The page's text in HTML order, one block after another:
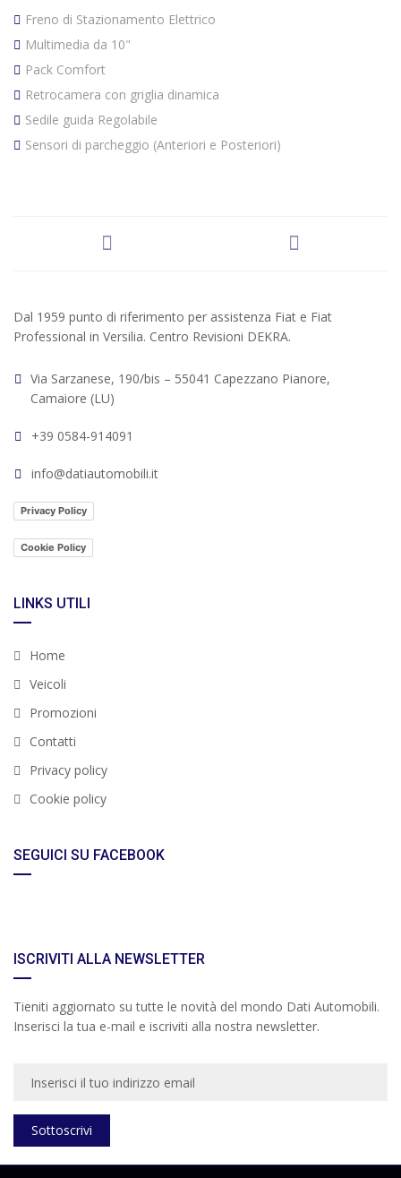
Freno di Stazionamento Elettrico
Multimedia da 10"
Pack Comfort
Retrocamera con griglia dinamica
Sedile guida Regolabile
Sensori di parcheggio (Anteriori e Posteriori)
Dal 1959 punto di riferimento per assistenza Fiat e Fiat
Professional in Versilia. Centro Revisioni DEKRA.
Via Sarzanese, 190/bis – 55041 Capezzano Pianore,
Camaiore (LU)
+39 0584-914091
info@datiautomobili.it
Privacy Policy
Cookie Policy
LINKS UTILI
Home
Veicoli
Promozioni
Contatti
Privacy policy
Cookie policy
SEGUICI SU FACEBOOK
ISCRIVITI ALLA NEWSLETTER
Tieniti aggiornato su tutte le novità del mondo Dati Automobili.
Inserisci la tua e-mail e iscriviti alla nostra newsletter.
Sottoscrivi